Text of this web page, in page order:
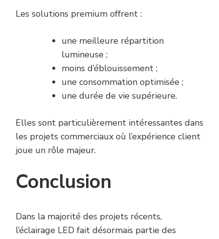
Les solutions premium offrent :
une meilleure répartition
lumineuse ;
moins d’éblouissement ;
une consommation optimisée ;
une durée de vie supérieure.
Elles sont particulièrement intéressantes dans
les projets commerciaux où l’expérience client
joue un rôle majeur.
Conclusion
Dans la majorité des projets récents,
l’éclairage LED fait désormais partie des